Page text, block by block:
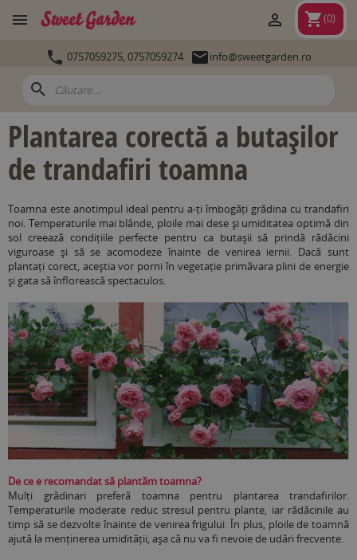
 shopping_cart(0)

 0757059275, 0757059274 info@sweetgarden.ro
search
Plantarea corectă a butașilor
de trandafiri toamna
Toamna este anotimpul ideal pentru a-ți îmbogăți grădina cu trandafiri
noi. Temperaturile mai blânde, ploile mai dese și umiditatea optimă din
sol creează condițiile perfecte pentru ca butașii să prindă rădăcini
viguroase și să se acomodeze înainte de venirea iernii. Dacă sunt
plantați corect, aceștia vor porni în vegetație primăvara plini de energie
și gata să înflorească spectaculos.
De ce e recomandat să plantăm toamna?
Mulți grădinari preferă toamna pentru plantarea trandafirilor.
Temperaturile moderate reduc stresul pentru plante, iar rădăcinile au
timp să se dezvolte înainte de venirea frigului. În plus, ploile de toamnă
ajută la menținerea umidității, așa că nu va fi nevoie de udări frecvente.